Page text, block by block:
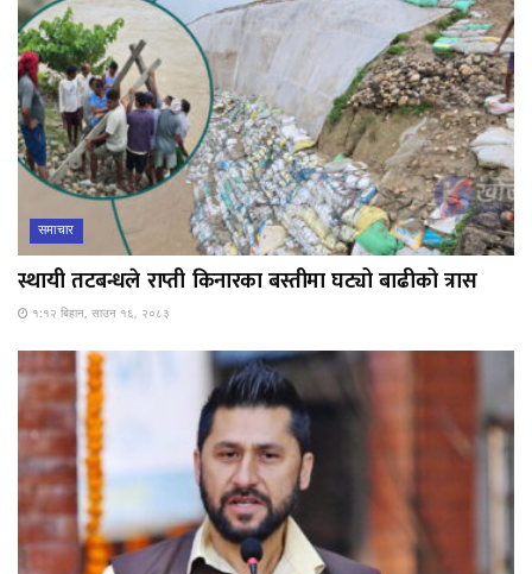
समाचार
स्थायी तटबन्धले राप्ती किनारका बस्तीमा घट्यो बाढीको त्रास
१:१२ बिहान, साउन १६, २०८३